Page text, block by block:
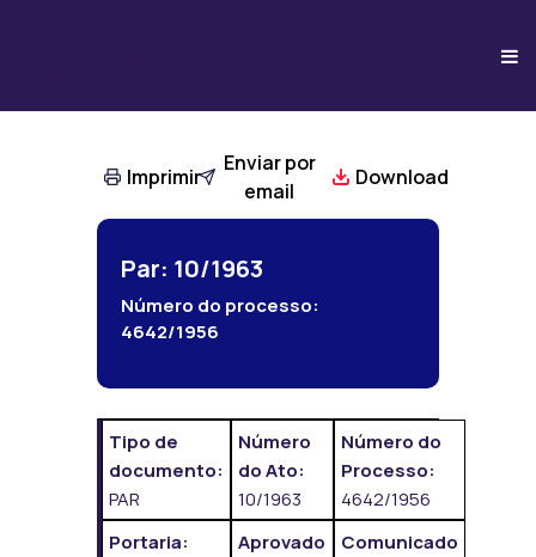
Imprimir
Enviar por
email
Download
Par: 10/1963
Número do processo:
4642/1956
Tipo de
documento:
PAR
Número
do Ato:
10/1963
Número do
Processo:
4642/1956
Portaria:
Aprovado
Comunicado